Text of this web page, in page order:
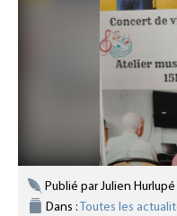
Publié par Julien Hurlupé
Dans : Toutes les